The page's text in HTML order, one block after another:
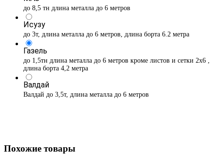
до 8,5 тн длина металла до 6 метров
Исузу
до 3т, длина металла до 6 метров, длина борта 6.2 метра
Газель
до 1,5тн длина металла до 6 метров кроме листов и сетки 2х6 ,
длина борта 4,2 метра
Валдай
Валдай до 3,5т, длина металла до 6 метров
Похожие товары